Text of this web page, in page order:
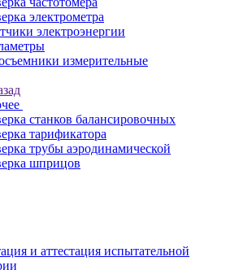
электрометра
электроэнергии
измерительные
станков балансировочных
тарификатора
трубы аэродинамической
шприцов
и аттестация испытательной